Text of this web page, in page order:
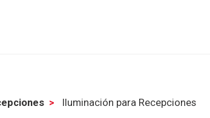
Iluminación para Recepciones